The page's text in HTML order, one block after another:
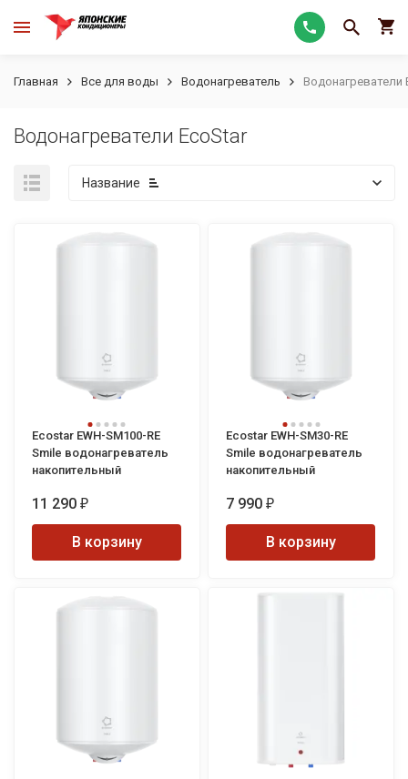
Главная Все для воды Водонагреватель Водонагреватели
Водонагреватели EcoStar
Название
Ecostar EWH-SM100-RE
Smile водонагреватель
накопительный
11 290 ₽
В корзину
Ecostar EWH-SM30-RE
Smile водонагреватель
накопительный
7 990 ₽
В корзину